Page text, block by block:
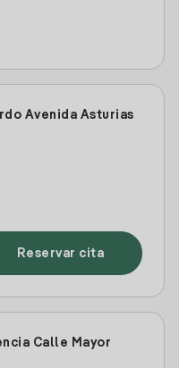
Avenida Asturias
Reservar cita
Calle Mayor